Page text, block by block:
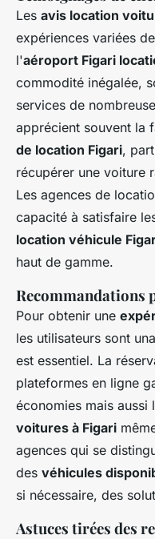
Les avis location
expériences variées
l'aéroport Figari
commodité inégalée,
services de
apprécient souvent la
de location Figari,
récupérer une voiture
Les agences de
capacité à satisfaire
location véhicule
haut de gamme.
Recommandations
Pour obtenir une
les utilisateurs sont
est essentiel. La
plateformes en ligne
économies mais aussi
voitures à Figari
agences qui se
des véhicules
si nécessaire, des
Astuces tirées des